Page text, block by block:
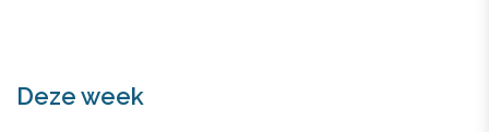
Deze week